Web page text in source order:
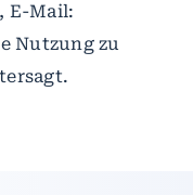
E-Mail:
Nutzung zu